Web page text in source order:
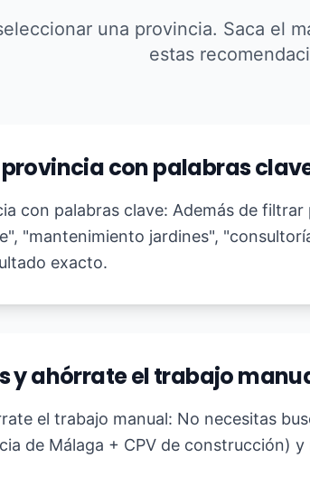
una provincia. Saca el
estas
provincia con palabras
con palabras clave: Además de
"mantenimiento jardines",
exacto.
y ahórrate el trabajo
el trabajo manual: No necesitas
de Málaga + CPV de construcción)